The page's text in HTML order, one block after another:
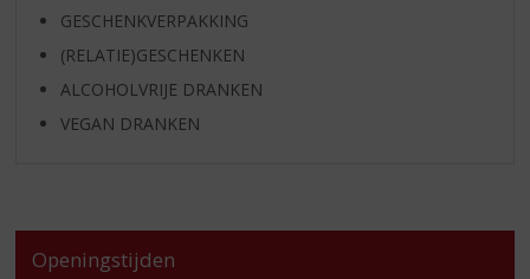
GESCHENKVERPAKKING
(RELATIE)GESCHENKEN
ALCOHOLVRIJE DRANKEN
VEGAN DRANKEN
Openingstijden